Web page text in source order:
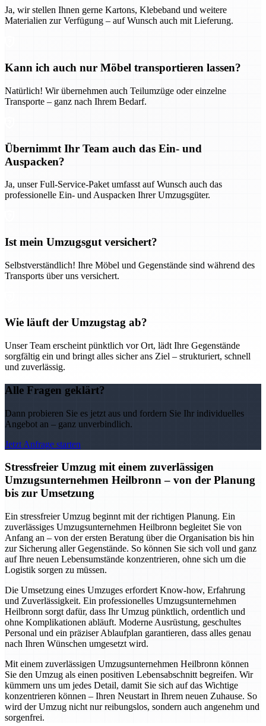
Ja, wir stellen Ihnen gerne Kartons, Klebeband und weitere
Materialien zur Verfügung – auf Wunsch auch mit Lieferung.
Kann ich auch nur Möbel transportieren lassen?
Natürlich! Wir übernehmen auch Teilumzüge oder einzelne
Transporte – ganz nach Ihrem Bedarf.
Übernimmt Ihr Team auch das Ein- und
Auspacken?
Ja, unser Full-Service-Paket umfasst auf Wunsch auch das
professionelle Ein- und Auspacken Ihrer Umzugsgüter.
Ist mein Umzugsgut versichert?
Selbstverständlich! Ihre Möbel und Gegenstände sind während des
Transports über uns versichert.
Wie läuft der Umzugstag ab?
Unser Team erscheint pünktlich vor Ort, lädt Ihre Gegenstände
sorgfältig ein und bringt alles sicher ans Ziel – strukturiert, schnell
und zuverlässig.
Alle Fragen geklärt?
Dann probieren Sie es jetzt aus und fordern Sie Ihr individuelles
Angebot an – ganz unverbindlich.
Jetzt Anfrage starten
Stressfreier Umzug mit einem zuverlässigen
Umzugsunternehmen Heilbronn – von der Planung
bis zur Umsetzung
Ein stressfreier Umzug beginnt mit der richtigen Planung. Ein
zuverlässiges Umzugsunternehmen Heilbronn begleitet Sie von
Anfang an – von der ersten Beratung über die Organisation bis hin
zur Sicherung aller Gegenstände. So können Sie sich voll und ganz
auf Ihre neuen Lebensumstände konzentrieren, ohne sich um die
Logistik sorgen zu müssen.
Die Umsetzung eines Umzuges erfordert Know-how, Erfahrung
und Zuverlässigkeit. Ein professionelles Umzugsunternehmen
Heilbronn sorgt dafür, dass Ihr Umzug pünktlich, ordentlich und
ohne Komplikationen abläuft. Moderne Ausrüstung, geschultes
Personal und ein präziser Ablaufplan garantieren, dass alles genau
nach Ihren Wünschen umgesetzt wird.
Mit einem zuverlässigen Umzugsunternehmen Heilbronn können
Sie den Umzug als einen positiven Lebensabschnitt begreifen. Wir
kümmern uns um jedes Detail, damit Sie sich auf das Wichtige
konzentrieren können – Ihren Neustart in Ihrem neuen Zuhause. So
wird der Umzug nicht nur reibungslos, sondern auch angenehm und
sorgenfrei.